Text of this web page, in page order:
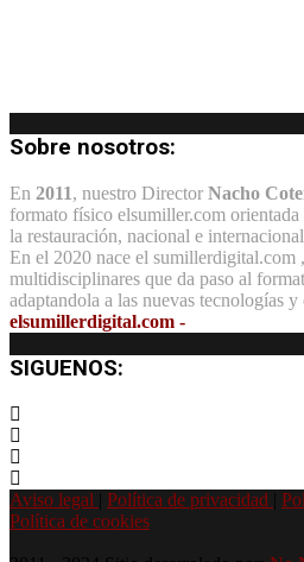
Sobre nosotros:
En 2011, nuestro Director Nacho
formato físico elsumiller.com
la restauración, nacional e
En el 2020 nace el sumillerdigital.com
multidisciplinares que da paso al
adaptandola a las nuevas tecnologías
elsumillerdigital.com -
SIGUENOS:
Aviso legal Política de privacidad
Política de cookies